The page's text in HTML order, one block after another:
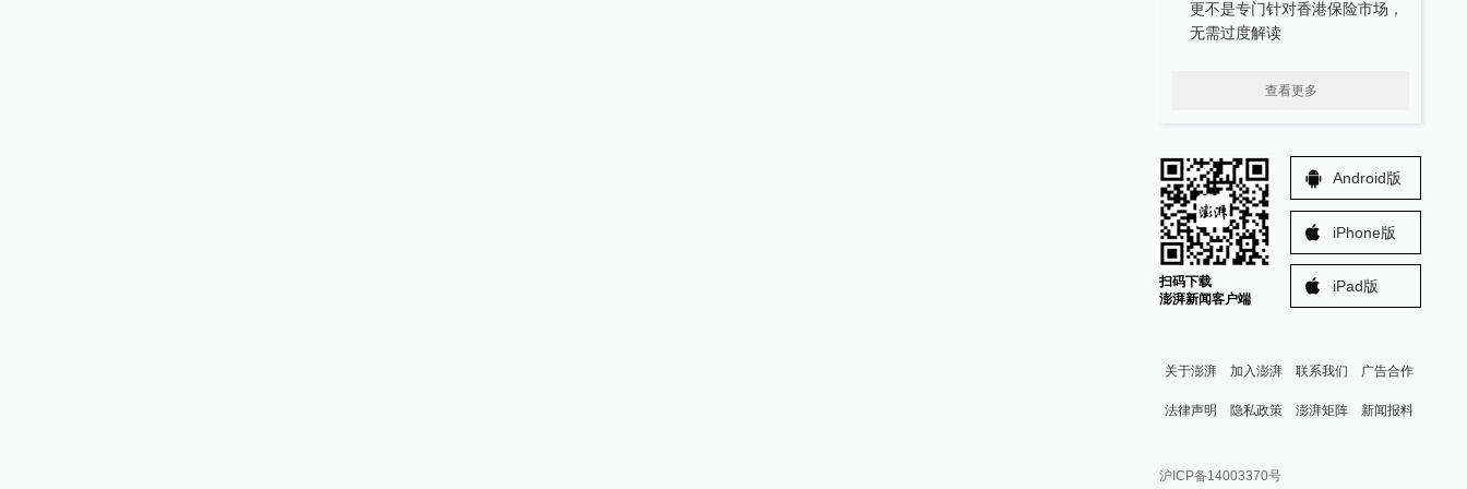
更不是专门针对香港保险市场，
无需过度解读
查看更多
扫码下载
澎湃新闻客户端
Android版
iPhone版
iPad版
关于澎湃 加入澎湃 联系我们 广告合作
法律声明 隐私政策 澎湃矩阵
澎湃新闻公众号
新闻报料
报料邮箱: news@thepaper.cn
沪ICP备14003370号